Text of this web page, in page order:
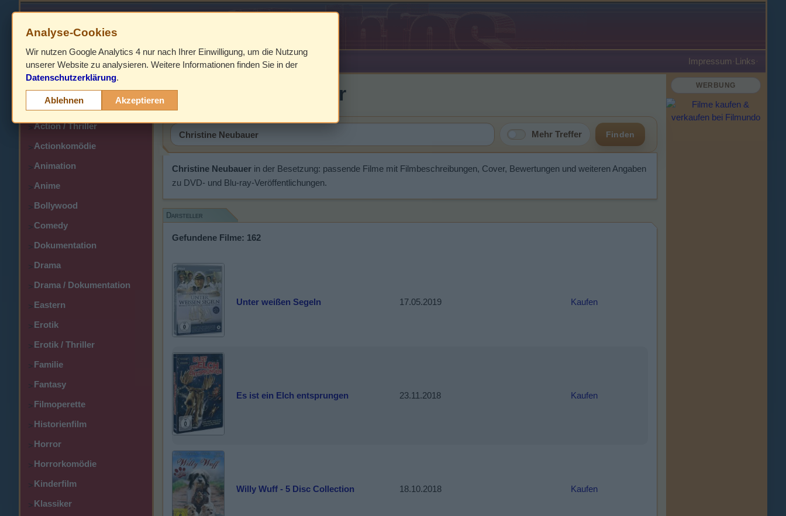
HOME Impressum ·Links·
>
> Action
>Action / Thriller
>Actionkomödie
>Animation
>Anime
>Bollywood
>Comedy
>Dokumentation
>Drama
>Drama / Dokumentation
>Eastern
>Erotik
>Erotik / Thriller
>Familie
>Fantasy
>Filmoperette
>Historienfilm
>Horror
>Horrorkomödie
>Kinderfilm
>Klassiker
Christine Neubauer
Mehr Treffer Finden
Christine Neubauer in der Besetzung: passende Filme mit Filmbeschreibungen, Cover, Bewertungen und weiteren Angaben
zu DVD- und Blu-ray-Veröffentlichungen.
Darsteller
Gefundene Filme: 162
Unter weißen Segeln 17.05.2019 Kaufen
Es ist ein Elch entsprungen 23.11.2018 Kaufen
Willy Wuff - 5 Disc Collection 18.10.2018 Kaufen
WERBUNG
Analyse-Cookies
Wir nutzen Google Analytics 4 nur nach Ihrer Einwilligung, um die Nutzung
unserer Website zu analysieren. Weitere Informationen finden Sie in der
Datenschutzerklärung.
Ablehnen Akzeptieren